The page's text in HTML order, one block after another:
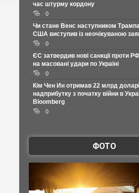
час штурму кордону
0
Чи стане Венс наступником
США виступив із неочікуваною
0
ЄС затвердив нові санкції проти
на масовані удари по Україні
0
Кім Чен Ин отримав 22 млрд
надприбутку з початку війни в
Bloomberg
0
ФОТО